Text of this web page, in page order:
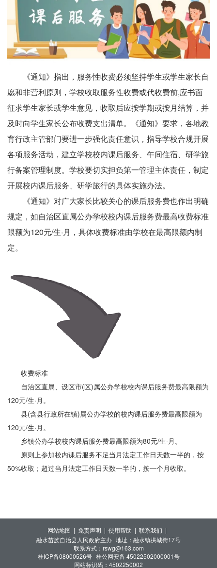
《通知》指出，服务性收费必须坚持学生或学生家长自
愿和非营利原则，学校收取服务性收费或代收费前,应书面
征求学生家长或学生意见，收取后应按学期或按月结算，并
及时向学生家长公布收费支出清单。《通知》要求，各地教
育行政主管部门要进一步强化责任意识，指导学校合规开展
各项服务活动，建立学校校内课后服务、午间住宿、研学旅
行备案管理制度。学校要切实担负第一管理主体责任，制定
开展校内课后服务、研学旅行的具体实施办法。
《通知》对广大家长比较关心的课后服务费也作出明确
规定，如自治区直属公办学校校内课后服务费最高收费标准
限额为120元/生·月，具体收费标准由学校在最高限额内制
定。
收费标准
自治区直属、设区市(区)属公办学校校内课后服务费最高限额为
120元/生·月。
县(含县行政所在镇)属公办学校的校内课后服务费最高限额为
120元/生·月。
乡镇公办学校校内课后服务费最高限额为80元/生·月。
原则上参加校内课后服务不足当月法定工作日天数一半的，按
50%收取；超过当月法定工作日天数一半的，按一个月收取。
网站地图 | 免责声明 | 使用帮助 | 联系我们 |
融水苗族自治县人民政府主办 地址：融水镇拱城街17号
联系方式：rswg@163.com
桂ICP备08000526号 桂公网安备 45022502000001号
网站标识码：4502250002